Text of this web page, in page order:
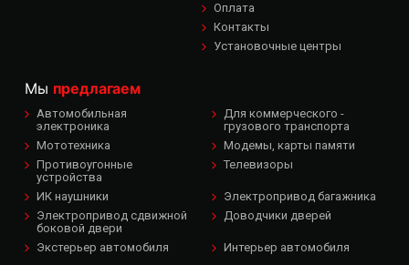
Оплата
Контакты
Установочные центры
Мы предлагаем
Автомобильная
электроника
Для коммерческого -
грузового транспорта
Мототехника
Модемы, карты памяти
Противоугонные
устройства
Телевизоры
ИК наушники
Электропривод багажника
Электропривод сдвижной
боковой двери
Доводчики дверей
Экстерьер автомобиля Интерьер автомобиля